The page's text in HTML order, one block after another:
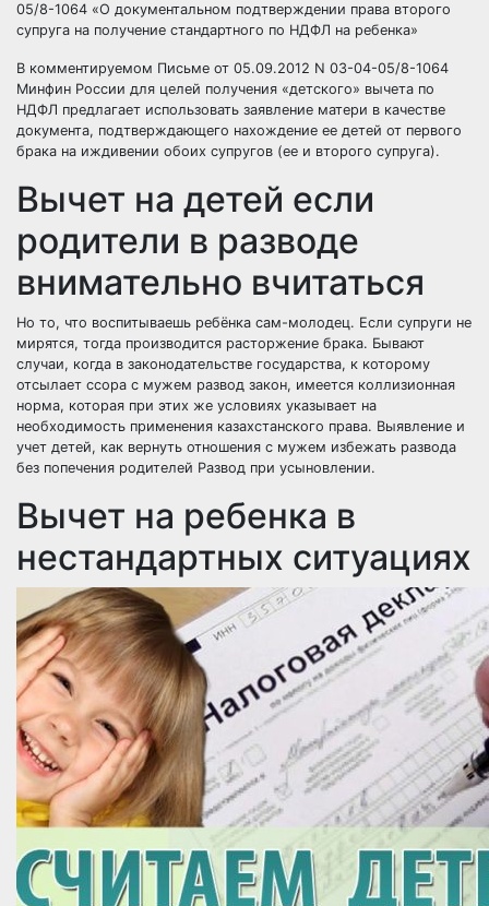
05/8-1064 «О документальном подтверждении права второго
супруга на получение стандартного по НДФЛ на ребенка»
В комментируемом Письме от 05.09.2012 N 03-04-05/8-1064
Минфин России для целей получения «детского» вычета по
НДФЛ предлагает использовать заявление матери в качестве
документа, подтверждающего нахождение ее детей от первого
брака на иждивении обоих супругов (ее и второго супруга).
Вычет на детей если
родители в разводе
внимательно вчитаться
Но то, что воспитываешь ребёнка сам-молодец. Если супруги не
мирятся, тогда производится расторжение брака. Бывают
случаи, когда в законодательстве государства, к которому
отсылает ссора с мужем развод закон, имеется коллизионная
норма, которая при этих же условиях указывает на
необходимость применения казахстанского права. Выявление и
учет детей, как вернуть отношения с мужем избежать развода
без попечения родителей Развод при усыновлении.
Вычет на ребенка в
нестандартных ситуациях